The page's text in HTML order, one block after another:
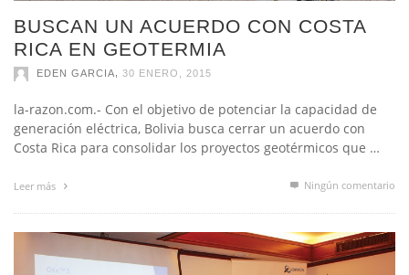
BUSCAN UN ACUERDO CON COSTA
RICA EN GEOTERMIA
EDEN GARCIA, 30 ENERO, 2015
la-razon.com.- Con el objetivo de potenciar la capacidad de
generación eléctrica, Bolivia busca cerrar un acuerdo con
Costa Rica para consolidar los proyectos geotérmicos que …
Leer más Ningún comentario